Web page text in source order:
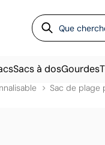
Sacs à dosGourdes
Sac de plage